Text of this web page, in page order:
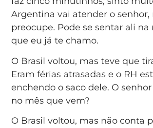
Argentina vai atender o senhor,
preocupe. Pode se sentar ali na
que eu já te chamo.
O Brasil voltou, mas teve que
Eram férias atrasadas e o RH
enchendo o saco dele. O
no mês que vem?
O Brasil voltou, mas não conta